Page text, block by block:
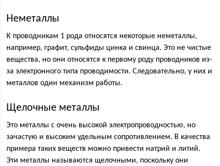
Неметаллы
К проводникам 1 рода относятся некоторые неметаллы,
например, графит, сульфиды цинка и свинца. Это не чистые
вещества, но они относятся к первому роду проводников из-
за электронного типа проводимости. Следовательно, у них и
металлов один механизм работы.
Щелочные металлы
Это металлы с очень высокой электропроводностью, но
зачастую и высоким удельным сопротивлением. В качества
примера таких веществ можно привести натрий и литий.
Эти металлы называются щелочными, поскольку они